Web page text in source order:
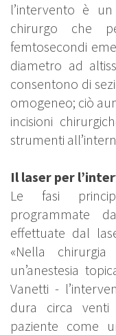
l’intervento è
chirurgo che
femtosecondi
diametro ad
consentono di
omogeneo; ciò
incisioni
strumenti
Il laser per
Le fasi
programmate
effettuate dal
«Nella
un’anestesia
Vanetti -
dura circa
paziente come